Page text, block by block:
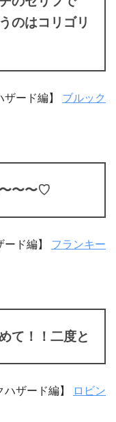
のはコリゴリ
ード編】 ブルック
〜〜♡
ド編】 フランキー
て！！二度と
ザード編】 ロビン